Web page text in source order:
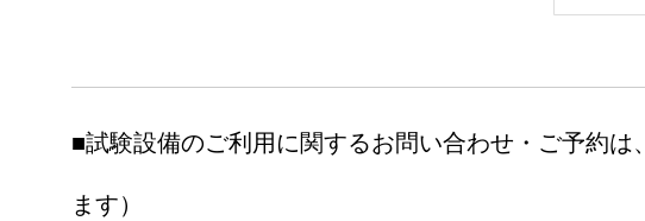
■試験設備のご利用に関するお問い合わせ・ご予約は、
ます）